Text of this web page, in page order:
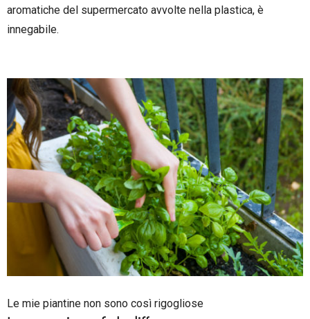
aromatiche del supermercato avvolte nella plastica, è
innegabile.
Le mie piantine non sono così rigogliose